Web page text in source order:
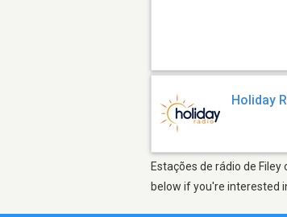
Holiday
Estações de rádio de
below if you're interested